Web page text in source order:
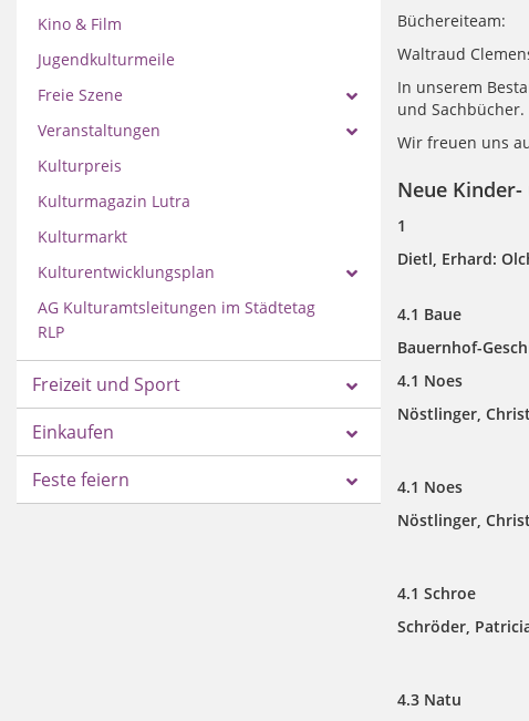
Kino & Film
Jugendkulturmeile
Freie Szene
Veranstaltungen
Kulturpreis
Kulturmagazin Lutra
Kulturmarkt
Kulturentwicklungsplan
AG Kulturamtsleitungen im Städtetag
RLP
Freizeit und Sport
Einkaufen
Feste feiern
Büchereiteam:
Waltraud
In unserem
und Sachbücher.
Wir freuen uns
Neue Kinder-
1
Dietl, Erhard:
4.1 Baue
Bauernhof-
4.1 Noes
Nöstlinger,
4.1 Noes
Nöstlinger,
4.1 Schroe
Schröder,
4.3 Natu